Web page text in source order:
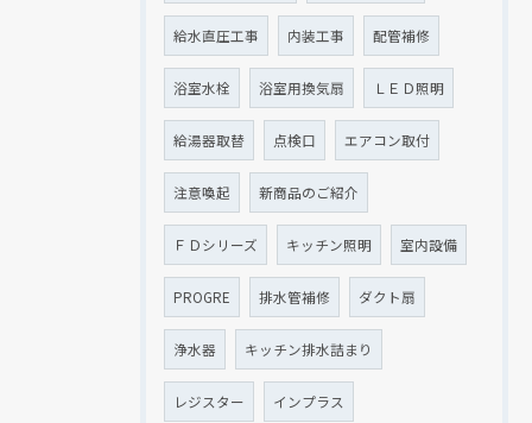
給水直圧工事 内装工事 配管補修
浴室水栓 浴室用換気扇 ＬＥＤ照明
給湯器取替 点検口 エアコン取付
注意喚起 新商品のご紹介
ＦＤシリーズ キッチン照明 室内設備
PROGRE 排水管補修 ダクト扇
浄水器 キッチン排水詰まり
レジスター インプラス